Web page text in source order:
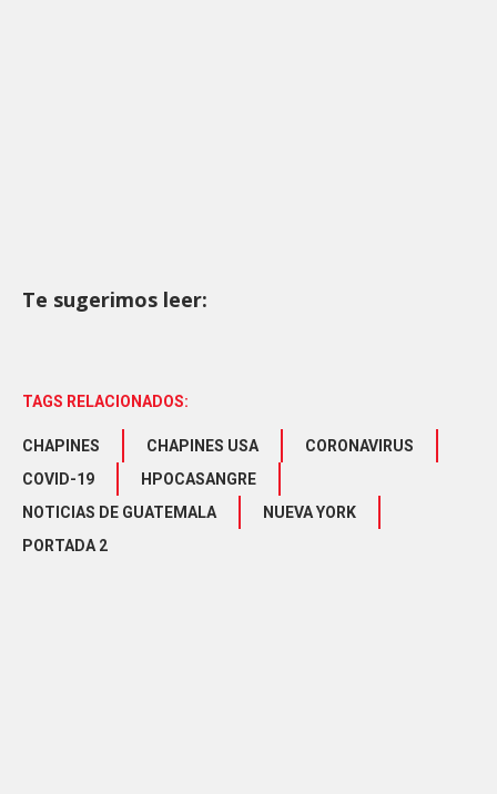
Te sugerimos leer:
TAGS RELACIONADOS:
CHAPINES CHAPINES USA
CORONAVIRUS
COVID-19
HPOCASANGRE
NOTICIAS DE GUATEMALA
NUEVA YORK
PORTADA 2